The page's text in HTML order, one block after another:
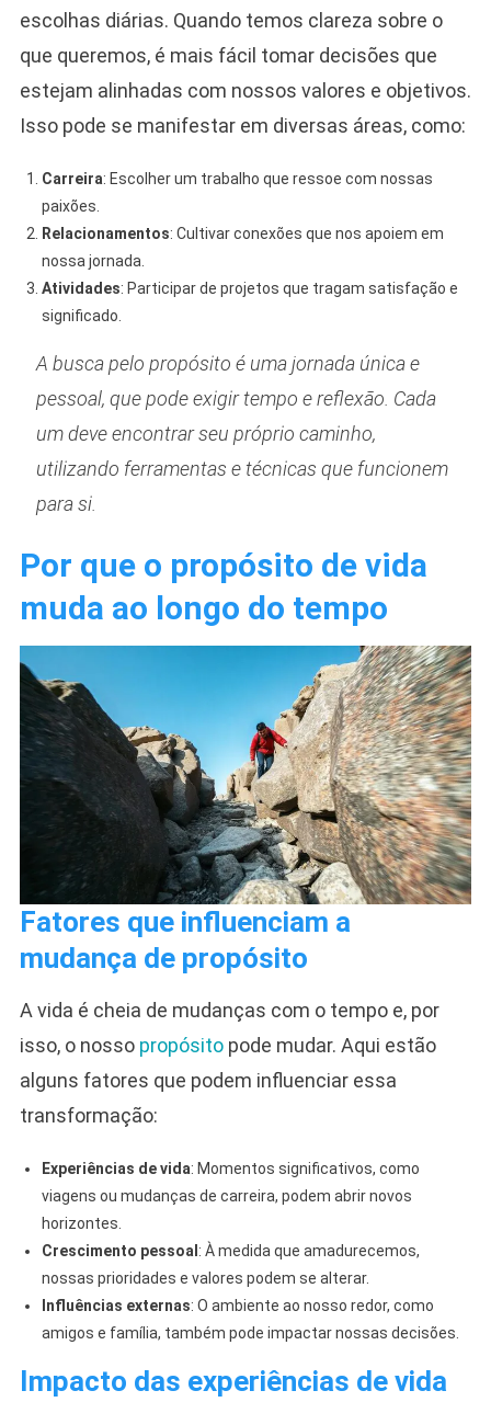
escolhas diárias. Quando temos clareza sobre o
que queremos, é mais fácil tomar decisões que
estejam alinhadas com nossos valores e objetivos.
Isso pode se manifestar em diversas áreas, como:
Carreira: Escolher um trabalho que ressoe com nossas
paixões.
Relacionamentos: Cultivar conexões que nos apoiem em
nossa jornada.
Atividades: Participar de projetos que tragam satisfação e
significado.
A busca pelo propósito é uma jornada única e
pessoal, que pode exigir tempo e reflexão. Cada
um deve encontrar seu próprio caminho,
utilizando ferramentas e técnicas que funcionem
para si.
Por que o propósito de vida
muda ao longo do tempo
Fatores que influenciam a
mudança de propósito
A vida é cheia de mudanças com o tempo e, por
isso, o nosso propósito pode mudar. Aqui estão
alguns fatores que podem influenciar essa
transformação:
Experiências de vida: Momentos significativos, como
viagens ou mudanças de carreira, podem abrir novos
horizontes.
Crescimento pessoal : À medida que amadurecemos,
nossas prioridades e valores podem se alterar.
Influências externas: O ambiente ao nosso redor, como
amigos e família, também pode impactar nossas decisões.
Impacto das experiências de vida